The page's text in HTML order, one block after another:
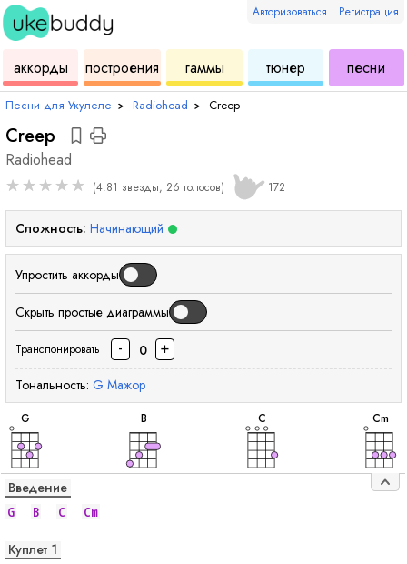
Авторизоваться | Регистрация
аккорды
для
укулеле
инструмент
для
построения
аккордов
гаммы
для
укулелетюнер
для
укулелепесни
Песни для Укулеле › Radiohead › Creep
Creep
Radiohead
★★★★★ (4.81 звезды, 26 голосов) 172
Сложность: Начинающий
Упростить аккорды
Скрыть простые диаграммы
Транспонировать - 0 +
Тональность: G Мажор
G
аккорд
B
аккорд
C
аккорд
Cm
Введение
G B C Cm
Куплет 1